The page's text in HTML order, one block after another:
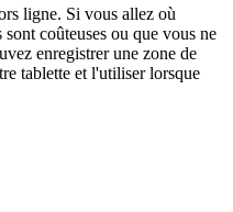
ligne. Si vous allez où
coûteuses ou que vous ne
enregistrer une zone de
tablette et l'utiliser lorsque